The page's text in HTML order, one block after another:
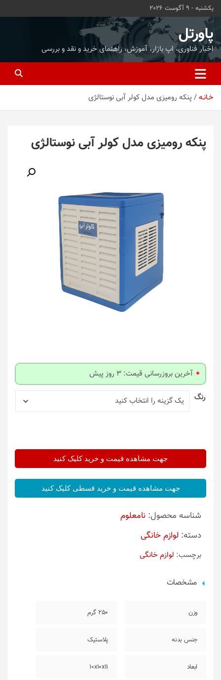
محتوا
بروید
یکشنبه - 9 آگوست 2026
پاورتل
اخبار فناوری، اپ بازار، آموزش، راهنمای خرید و نقد و بررسی
خـانـه پنکه رومیزی مدل کولر آبی نوستالژی
پنکه رومیزی مدل کولر آبی نوستالژی
آخرین بروزرسانی قیمت: 3 روز پیش
رنگ
جهت مشاهده قیمت و خرید کلیک کنید
جهت مشاهده قیمت و خرید قسطی کلیک کنید
شناسه محصول: نامعلوم
دسته: لوازم خانگی
برچسب: لوازم خانگی
مشخصات
وزن 250 گرم
جنس بدنه پلاستیک
ابعاد 10x10x11